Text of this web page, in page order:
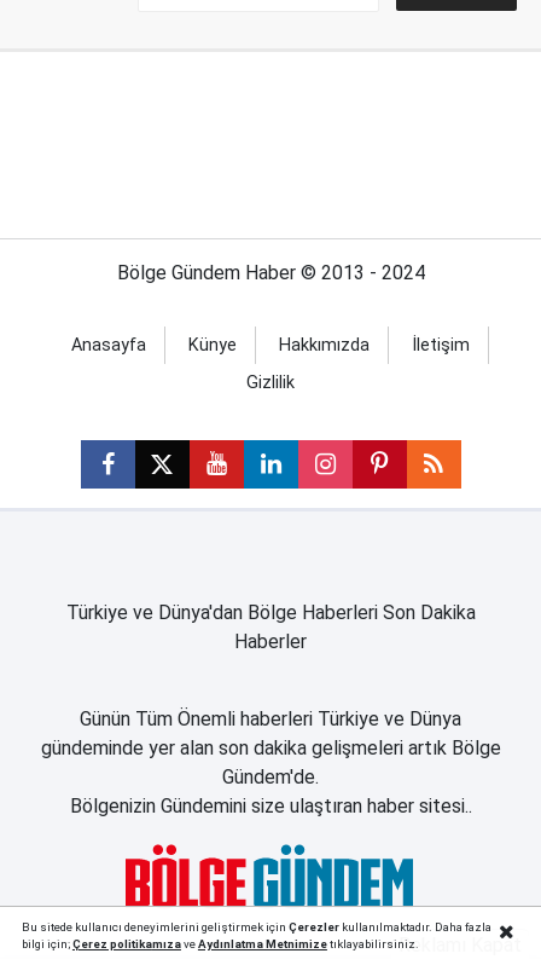
Bölge Gündem Haber © 2013 - 2024
Anasayfa Künye Hakkımızda
İletişim
Gizlilik
Türkiye ve Dünya'dan Bölge Haberleri Son Dakika
Haberler
Günün Tüm Önemli haberleri Türkiye ve Dünya
gündeminde yer alan son dakika gelişmeleri artık Bölge
Gündem'de.
Bölgenizin Gündemini size ulaştıran haber sitesi..
Bu sitede kullanıcı deneyimlerini geliştirmek için Çerezlerkullanılmaktadır. Daha fazla
bilgi için;Çerez politikamızaveAydınlatma Metnimizetıklayabilirsiniz.Reklamı Kapat